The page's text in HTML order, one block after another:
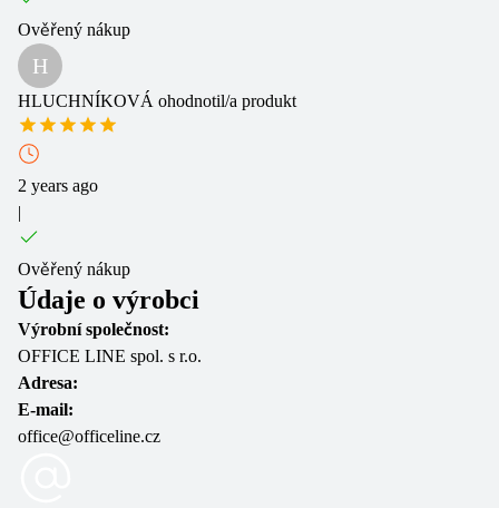
Ověřený nákup
H
HLUCHNÍKOVÁ ohodnotil/a produkt
2 years ago
|
Ověřený nákup
Údaje o výrobci
Výrobní společnost:
OFFICE LINE spol. s r.o.
Adresa:
E-mail:
office@officeline.cz